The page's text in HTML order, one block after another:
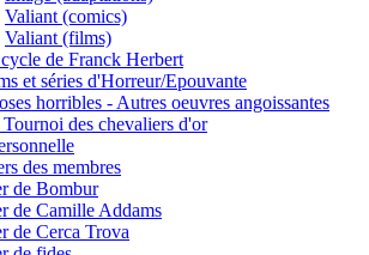
Valiant (comics)
Valiant (films)
de Franck Herbert
et séries d'Horreur/Epouvante
horribles - Autres oeuvres angoissantes
Tournoi des chevaliers d'or
des membres
de Bombur
de Camille Addams
de Cerca Trova